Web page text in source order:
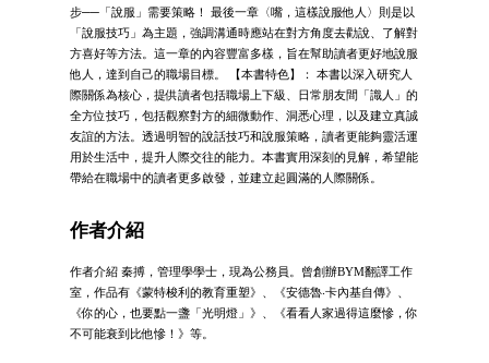
步──「說服」需要策略！ 最後一章〈嘴，這樣說服他人〉則是以
「說服技巧」為主題，強調溝通時應站在對方角度去勸說、了解對
方喜好等方法。這一章的內容豐富多樣，旨在幫助讀者更好地說服
他人，達到自己的職場目標。 【本書特色】： 本書以深入研究人
際關係為核心，提供讀者包括職場上下級、日常朋友間「識人」的
全方位技巧，包括觀察對方的細微動作、洞悉心理，以及建立真誠
友誼的方法。透過明智的說話技巧和說服策略，讀者更能夠靈活運
用於生活中，提升人際交往的能力。本書實用深刻的見解，希望能
帶給在職場中的讀者更多啟發，並建立起圓滿的人際關係。
作者介紹
作者介紹 秦搏，管理學學士，現為公務員。曾創辦BYM翻譯工作
室，作品有《蒙特梭利的教育重塑》、《安德魯‧卡內基自傳》、
《你的心，也要點一盞「光明燈」》、《看看人家過得這麼慘，你
不可能衰到比他慘！》等。